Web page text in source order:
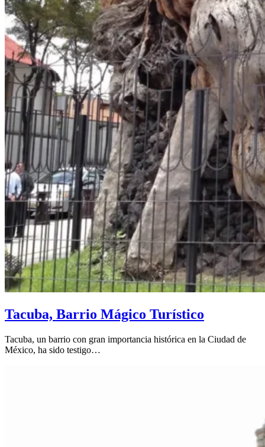
Tacuba, Barrio Mágico Turístico
Tacuba, un barrio con gran importancia histórica en la Ciudad de
México, ha sido testigo…